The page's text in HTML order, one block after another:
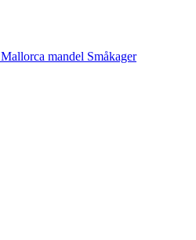
Mallorca mandel Småkager